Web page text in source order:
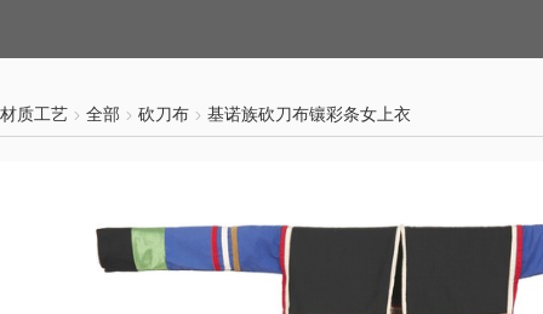
材质工艺 全部 砍刀布 基诺族砍刀布镶彩条女上衣